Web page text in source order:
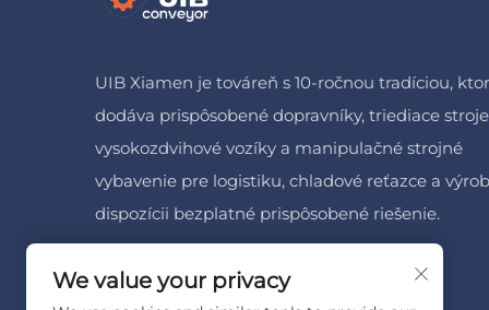
UIB Xiamen je továreň s 10-ročnou tradíciou,
dodáva prispôsobené dopravníky, triediace
vysokozdvihové vozíky a manipulačné strojné
vybavenie pre logistiku, chladové reťazce a
dispozícii bezplatné prispôsobené riešenie.
We value your privacy